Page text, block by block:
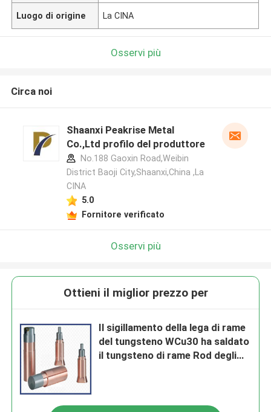
Luogo di origine La CINA
Osservi più
Circa noi
Shaanxi Peakrise Metal
Co.,Ltd profilo del produttore
No.188 Gaoxin Road,Weibin
District Baoji City,Shaanxi,China ,La
CINA
5.0
Fornitore verificato
Osservi più
Ottieni il miglior prezzo per
Il sigillamento della lega di rame
del tungsteno WCu30 ha saldato
il tungsteno di rame Rod degli